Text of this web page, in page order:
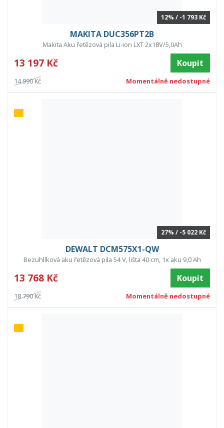
12% / -1 793 Kč
MAKITA DUC356PT2B
Makita Aku řetězová pila Li-ion LXT 2x18V/5,0Ah
13 197 Kč Koupit
14 990 Kč Momentálně nedostupné
27% / -5 022 Kč
DEWALT DCM575X1-QW
Bezuhlíková aku řetězová pila 54 V, lišta 40 cm, 1x aku 9,0 Ah
13 768 Kč Koupit
18 790 Kč Momentálně nedostupné